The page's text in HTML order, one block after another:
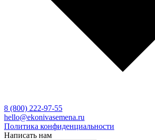
8 (800) 222-97-55
hello@ekonivasemena.ru
Политика конфиденциальности
Написать нам